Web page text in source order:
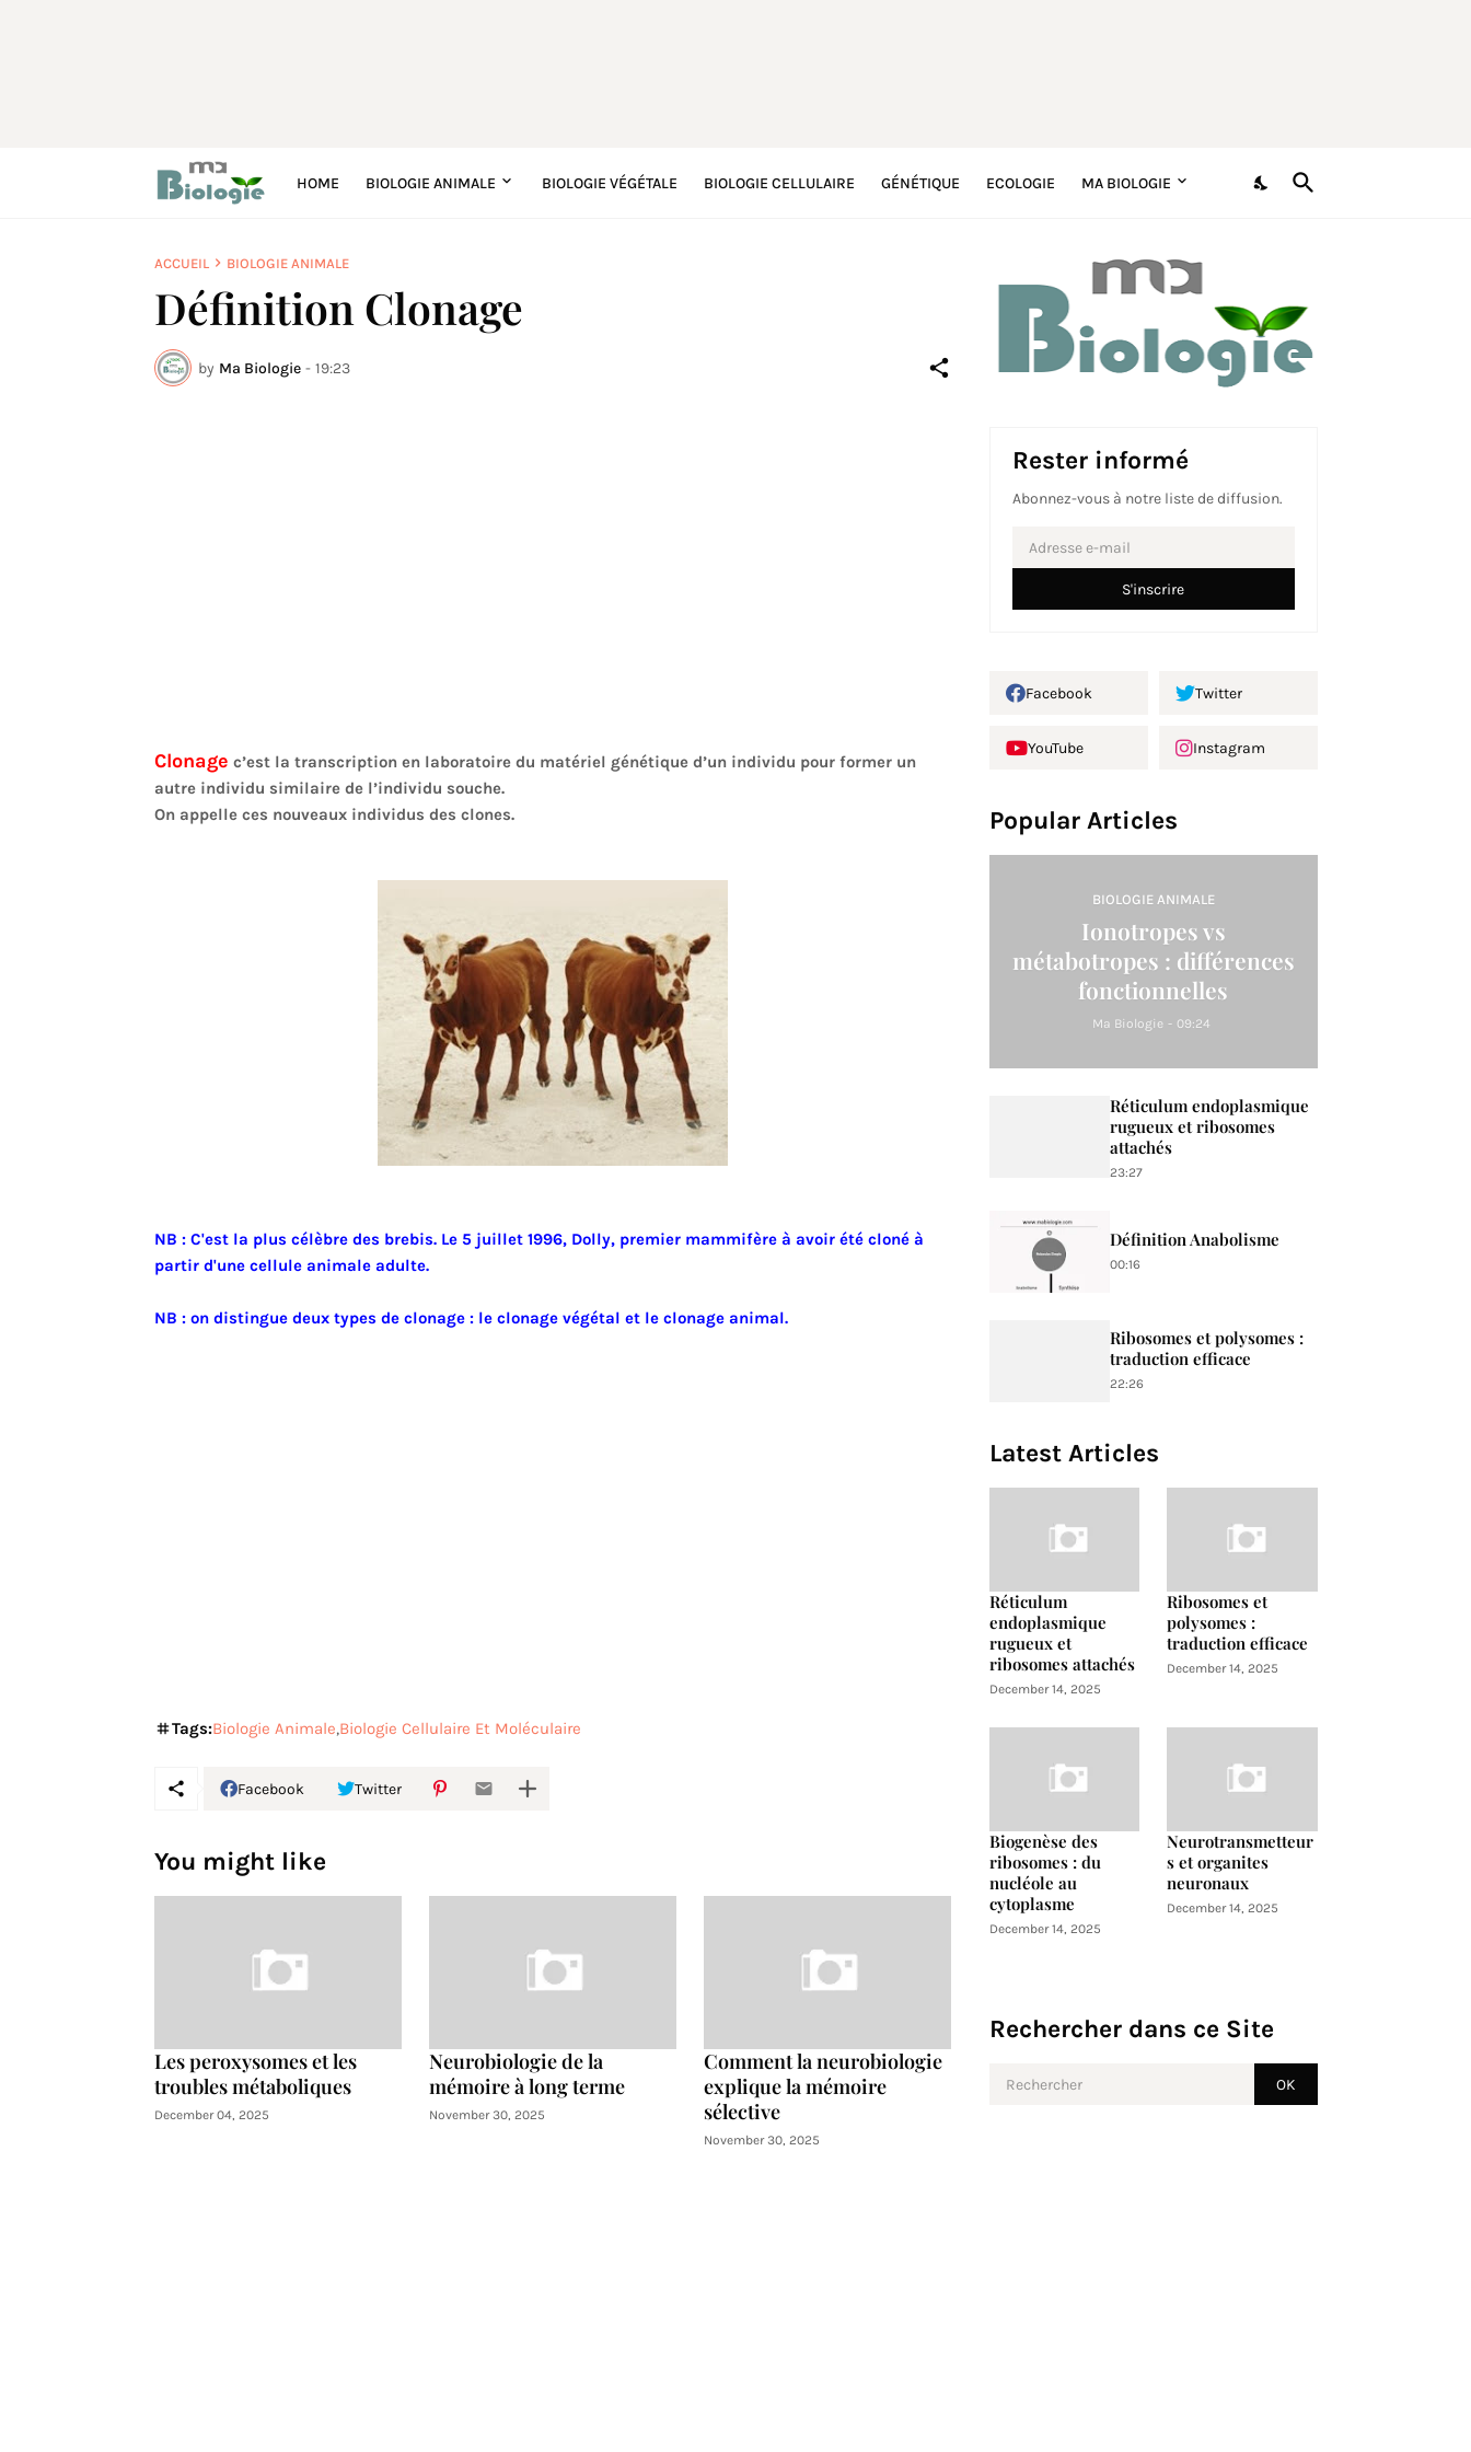
HOME BIOLOGIE ANIMALE BIOLOGIE VÉGÉTALE BIOLOGIE CELLULAIRE GÉNÉTIQUE ECOLOGIE MA BIOLOGIE
ACCUEIL BIOLOGIE ANIMALE
Définition Clonage
by Ma Biologie - 19:23
Clonage c’est la transcription en laboratoire du matériel génétique d’un individu pour former un
autre individu similaire de l’individu souche.
On appelle ces nouveaux individus des clones.
NB : C'est la plus célèbre des brebis. Le 5 juillet 1996, Dolly, premier mammifère à avoir été cloné à
partir d'une cellule animale adulte.
NB : on distingue deux types de clonage : le clonage végétal et le clonage animal.
Tags:Biologie AnimaleBiologie Cellulaire Et Moléculaire
Facebook Twitter
You might like
Les peroxysomes et les
troubles métaboliques
December 04, 2025
Neurobiologie de la
mémoire à long terme
November 30, 2025
Comment la neurobiologie
explique la mémoire
sélective
November 30, 2025
Rester informé
Abonnez-vous à notre liste de diffusion.
Facebook Twitter
YouTube Instagram
Popular Articles
BIOLOGIE ANIMALE
Ionotropes vs
métabotropes : différences
fonctionnelles
Ma Biologie - 09:24
Réticulum endoplasmique
rugueux et ribosomes
attachés
23:27
Définition Anabolisme
00:16
Ribosomes et polysomes :
traduction efficace
22:26
Latest Articles
Réticulum
endoplasmique
rugueux et
ribosomes attachés
December 14, 2025
Ribosomes et
polysomes :
traduction efficace
December 14, 2025
Biogenèse des
ribosomes : du
nucléole au
cytoplasme
December 14, 2025
Neurotransmetteur
s et organites
neuronaux
December 14, 2025
Rechercher dans ce Site